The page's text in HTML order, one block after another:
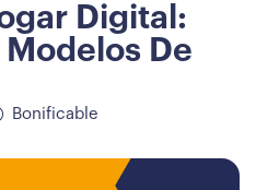
Digital:
De
Bonificable